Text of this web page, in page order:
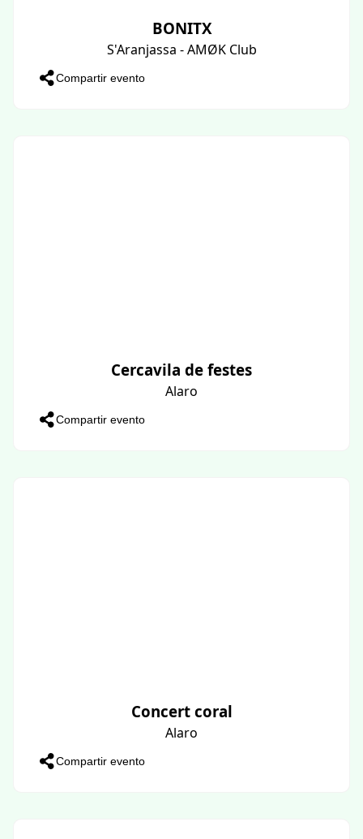
BONITX
S'Aranjassa - AMØK Club
Compartir evento
Cercavila de festes
Alaro
Compartir evento
Concert coral
Alaro
Compartir evento